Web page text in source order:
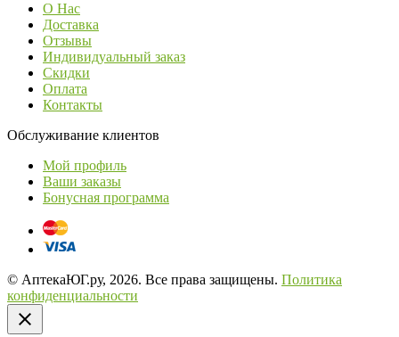
О Нас
Доставка
Отзывы
Индивидуальный заказ
Скидки
Оплата
Контакты
Обслуживание клиентов
Мой профиль
Ваши заказы
Бонусная программа
© АптекаЮГ.ру, 2026. Все права защищены. Политика
конфиденциальности